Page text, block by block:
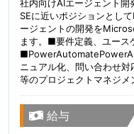
社内向けAIエージェント開
SEに近いポジションとし
ージェントの開発を
ます。■要件定義、ユース
ニュアル化、問い合わせ
等のプロジェクトマネジメ
給与